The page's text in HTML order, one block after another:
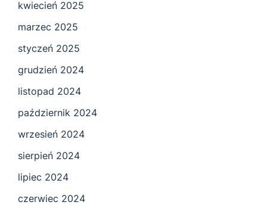
kwiecień 2025
marzec 2025
styczeń 2025
grudzień 2024
listopad 2024
październik 2024
wrzesień 2024
sierpień 2024
lipiec 2024
czerwiec 2024